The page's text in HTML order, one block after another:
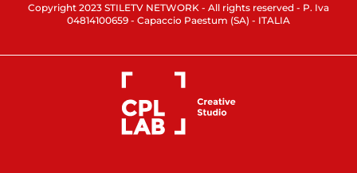
Copyright 2023 STILETV NETWORK - All rights reserved - P. Iva
04814100659 - Capaccio Paestum (SA) - ITALIA